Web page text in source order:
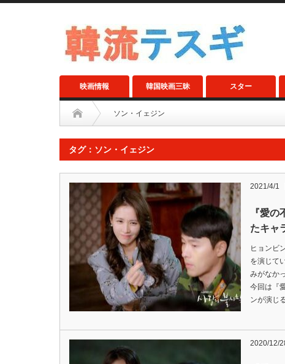
映画情報 韓国映画三昧 スター
ソン・イェジン
タグ：ソン・イェジン
2021/4/1
『愛
たキャ
ヒョンビ
を演じて
みがなか
今回は『
ンが演じ
2020/12/